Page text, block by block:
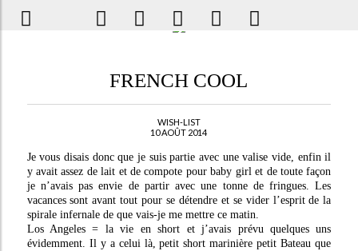
FRENCH COOL
WISH-LIST
10 AOÛT 2014
Je vous disais donc que je suis partie avec une valise vide, enfin il
y avait assez de lait et de compote pour baby girl et de toute façon
je n’avais pas envie de partir avec une tonne de fringues. Les
vacances sont avant tout pour se détendre et se vider l’esprit de la
spirale infernale de que vais-je me mettre ce matin.
Los Angeles = la vie en short et j’avais prévu quelques uns
évidemment. Il y a celui là, petit short marinière petit Bateau que